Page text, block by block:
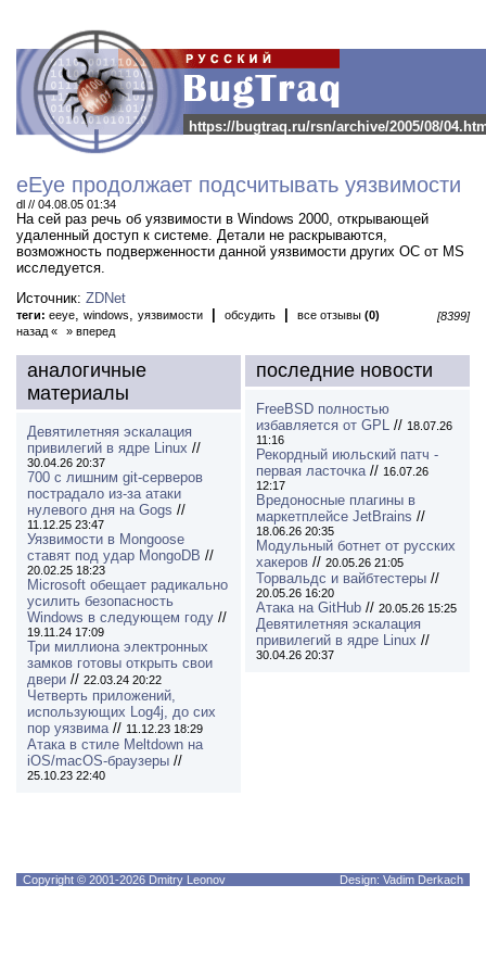
https://bugtraq.ru/rsn/archive/2005/08/
eEye продолжает подсчитывать уязвимости
dl // 04.08.05 01:34
На сей раз речь об уязвимости в Windows 2000, открывающей
удаленный доступ к системе. Детали не раскрываются,
возможность подверженности данной уязвимости других ОС от MS
исследуется.
Источник: ZDNet
теги: eeye, windows, уязвимости обсудить все отзывы (0)
[8399]
назад «
» вперед
аналогичные
материалы
Девятилетняя эскалация
привилегий в ядре Linux //
30.04.26 20:37
700 с лишним git-серверов
пострадало из-за атаки
нулевого дня на Gogs //
11.12.25 23:47
Уязвимости в Mongoose
ставят под удар MongoDB //
20.02.25 18:23
Microsoft обещает радикально
усилить безопасность
Windows в следующем году //
19.11.24 17:09
Три миллиона электронных
замков готовы открыть свои
двери // 22.03.24 20:22
Четверть приложений,
использующих Log4j, до сих
пор уязвима// 11.12.23 18:29
Атака в стиле Meltdown на
iOS/macOS-браузеры //
25.10.23 22:40
последние новости
FreeBSD полностью
избавляется от GPL // 18.07.26
11:16
Рекордный июльский патч -
первая ласточка// 16.07.26
12:17
Вредоносные плагины в
маркетплейсе JetBrains //
18.06.26 20:35
Модульный ботнет от русских
хакеров // 20.05.26 21:05
Торвальдс и вайбтестеры //
20.05.26 16:20
Атака на GitHub // 20.05.26 15:25
Девятилетняя эскалация
привилегий в ядре Linux //
30.04.26 20:37
Copyright © 2001-2026 Dmitry Leonov Design: Vadim Derkach